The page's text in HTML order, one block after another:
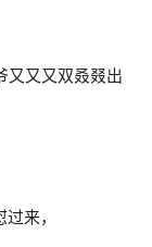
又又又双叒叕出
来，